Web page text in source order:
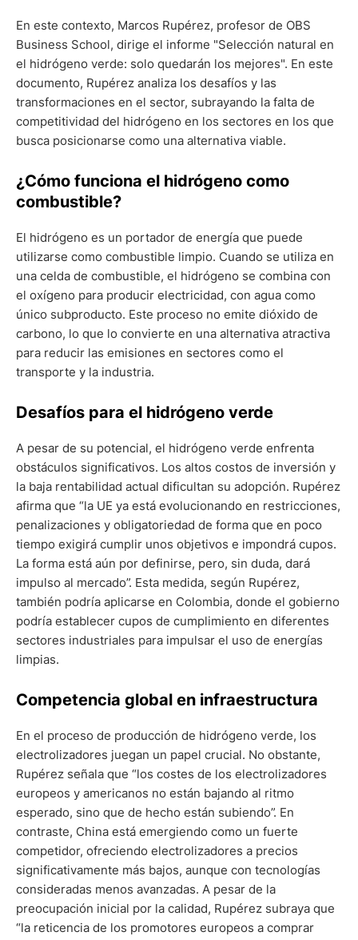
En este contexto, Marcos Rupérez, profesor de OBS
Business School, dirige el informe "Selección natural en
el hidrógeno verde: solo quedarán los mejores". En este
documento, Rupérez analiza los desafíos y las
transformaciones en el sector, subrayando la falta de
competitividad del hidrógeno en los sectores en los que
busca posicionarse como una alternativa viable.
¿Cómo funciona el hidrógeno como
combustible?
El hidrógeno es un portador de energía que puede
utilizarse como combustible limpio. Cuando se utiliza en
una celda de combustible, el hidrógeno se combina con
el oxígeno para producir electricidad, con agua como
único subproducto. Este proceso no emite dióxido de
carbono, lo que lo convierte en una alternativa atractiva
para reducir las emisiones en sectores como el
transporte y la industria.
Desafíos para el hidrógeno verde
A pesar de su potencial, el hidrógeno verde enfrenta
obstáculos significativos. Los altos costos de inversión y
la baja rentabilidad actual dificultan su adopción. Rupérez
afirma que “la UE ya está evolucionando en restricciones,
penalizaciones y obligatoriedad de forma que en poco
tiempo exigirá cumplir unos objetivos e impondrá cupos.
La forma está aún por definirse, pero, sin duda, dará
impulso al mercado”. Esta medida, según Rupérez,
también podría aplicarse en Colombia, donde el gobierno
podría establecer cupos de cumplimiento en diferentes
sectores industriales para impulsar el uso de energías
limpias.
Competencia global en infraestructura
En el proceso de producción de hidrógeno verde, los
electrolizadores juegan un papel crucial. No obstante,
Rupérez señala que “los costes de los electrolizadores
europeos y americanos no están bajando al ritmo
esperado, sino que de hecho están subiendo”. En
contraste, China está emergiendo como un fuerte
competidor, ofreciendo electrolizadores a precios
significativamente más bajos, aunque con tecnologías
consideradas menos avanzadas. A pesar de la
preocupación inicial por la calidad, Rupérez subraya que
“la reticencia de los promotores europeos a comprar